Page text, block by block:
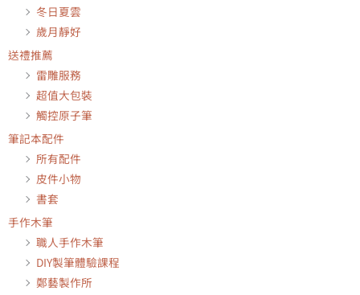
冬日夏雲
歲月靜好
送禮推薦
雷雕服務
超值大包裝
觸控原子筆
筆記本配件
所有配件
皮件小物
書套
手作木筆
職人手作木筆
DIY製筆體驗課程
鄭藝製作所